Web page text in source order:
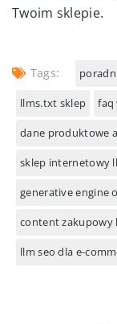
Twoim sklepie.
Tags:
llms.txt sklep faq
dane produktowe
sklep internetowy
generative engine
content zakupowy
llm seo dla e-